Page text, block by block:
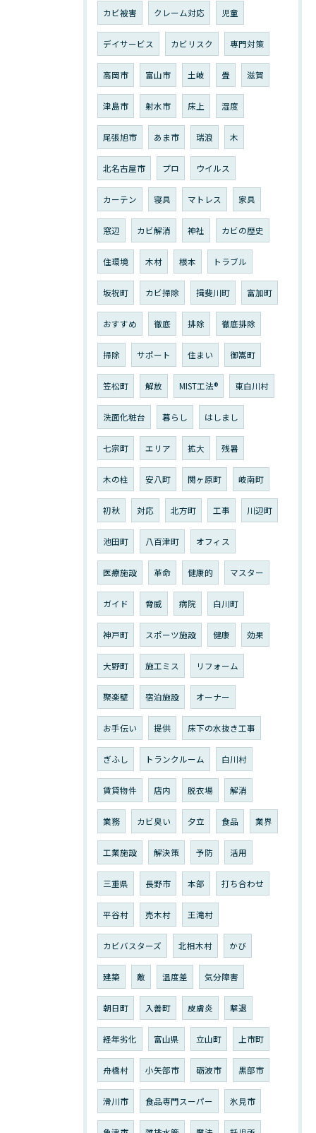
カビ被害 クレーム対応 児童
デイサービス カビリスク 専門対策
高岡市 富山市 土岐 畳 滋賀
津島市 射水市 床上 湿度
尾張旭市 あま市 瑞浪 木
北名古屋市 プロ ウイルス
カーテン 寝具 マトレス 家具
窓辺 カビ解消 神社 カビの歴史
住環境 木材 根本 トラブル
坂祝町 カビ掃除 揖斐川町 富加町
おすすめ 徹底 排除 徹底排除
掃除 サポート 住まい 御嵩町
笠松町 解放 MIST工法®︎ 東白川村
洗面化粧台 暮らし はしまし
七宗町 エリア 拡大 残暑
木の柱 安八町 関ヶ原町 岐南町
初秋 対応 北方町 工事 川辺町
池田町 八百津町 オフィス
医療施設 革命 健康的 マスター
ガイド 脅威 病院 白川町
神戸町 スポーツ施設 健康 効果
大野町 施工ミス リフォーム
聚楽壁 宿泊施設 オーナー
お手伝い 提供 床下の水抜き工事
ぎふし トランクルーム 白川村
賃貸物件 店内 脱衣場 解消
業務 カビ臭い 夕立 食品 業界
工業施設 解決策 予防 活用
三重県 長野市 本部 打ち合わせ
平谷村 売木村 王滝村
カビバスターズ 北相木村 かび
建築 敵 温度差 気分障害
朝日町 入善町 皮膚炎 撃退
経年劣化 富山県 立山町 上市町
舟橋村 小矢部市 砺波市 黒部市
滑川市 食品専門スーパー 氷見市